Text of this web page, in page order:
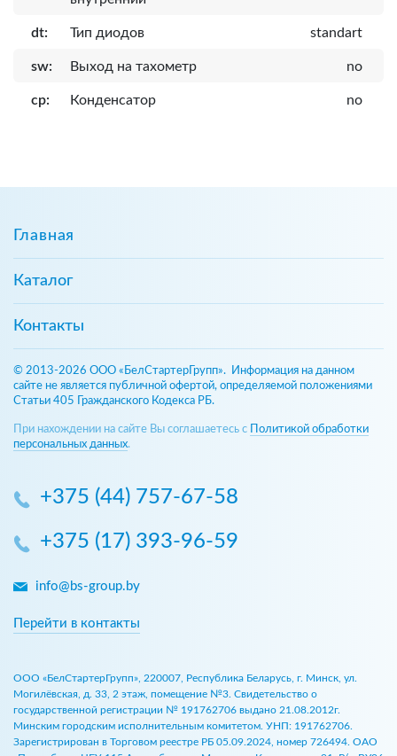
dt: Тип диодов standart
sw: Выход на тахометр no
cp: Конденсатор no
Главная
Каталог
Контакты
© 2013-2026 ООО «БелСтартерГрупп». Информация на данном
сайте не является публичной офертой, определяемой положениями
Статьи 405 Гражданского Кодекса РБ.
При нахождении на сайте Вы соглашаетесь с
Политикой обработки
персональных данных.
+375 (44) 757-67-58
+375 (17) 393-96-59
info@bs-group.by
Перейти в контакты
ООО «БелСтартерГрупп», 220007, Республика Беларусь, г. Минск, ул.
Могилёвская, д. 33, 2 этаж, помещение №3. Свидетельство о
государственной регистрации № 191762706 выдано 21.08.2012г.
Минским городским исполнительным комитетом. УНП: 191762706.
Зарегистрирован в Торговом реестре РБ 05.09.2024, номер 726494. ОАО